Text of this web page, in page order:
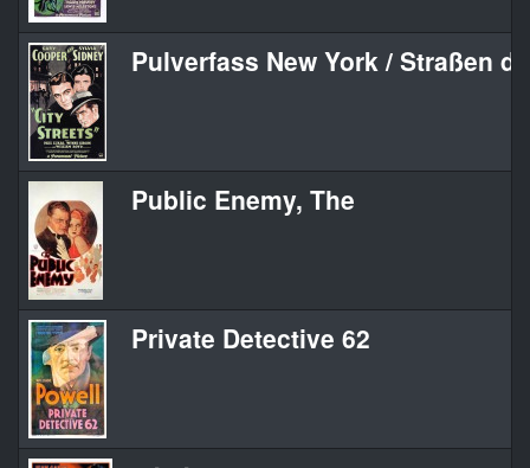
Pulverfass New York / Straßen
Public Enemy, The
Private Detective 62